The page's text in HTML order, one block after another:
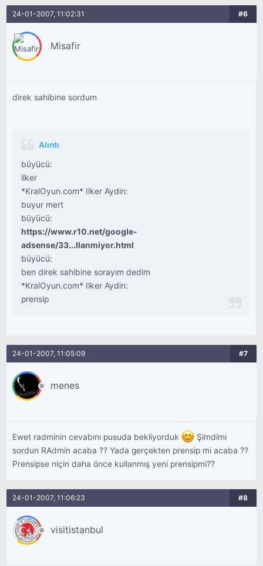
24-01-2007, 11:02:31 #6
Misafir
direk sahibine sordum
Alıntı
büyücü:
ilker
*KralOyun.com* Ilker Aydin:
buyur mert
büyücü:
https://www.r10.net/google-
adsense/33...llanmiyor.html
büyücü:
ben direk sahibine sorayım dedim
*KralOyun.com* Ilker Aydin:
prensip
24-01-2007, 11:05:09 #7
menes
Ewet radminin cevabını pusuda bekliyorduk
Şimdimi
sordun RAdmin acaba ?? Yada gerçekten prensip mi acaba ??
Prensipse niçin daha önce kullanmış yeni prensipmi??
24-01-2007, 11:06:23 #8
visitistanbul